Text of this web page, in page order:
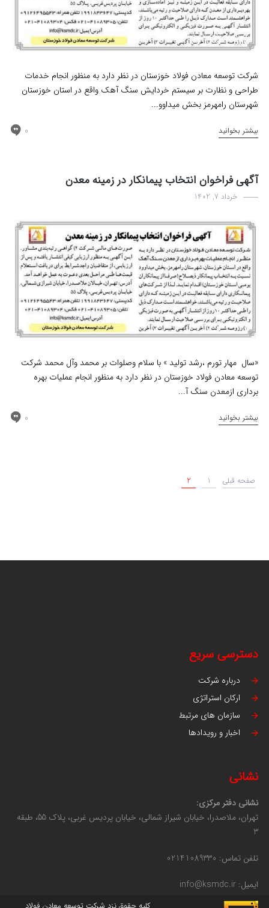
اخبار مناقصه
شرکت توسعه معادن فولاد خوزستان در نظر دارد به منظور انجام خدمات
طراحی و نظارت بر سیستم خردایش سنگ آهک واقع در استان خوزستان
شهرستان رامهرمز بخش میداوو...
بیشتر بخوانید 0
آگهی فراخوان انتخاب پیمانکار در زمینه معدن
خرداد 7, 1402
اخبار مناقصه
«سال مهار تورم ،رشد تولید » با سلام وصلوات بر محمد وآل محمد شرکت
توسعه معادن فولاد خوزستان در نظر دارد به منظور انجام عملیات بهره
برداری ازمعدن سنگ آ...
بیشتر بخوانید 0
صفحه قبلی 1
2
دسترسی سریع
درباره شرکت
ارکان استراتژی
سازمان های مرتبط
اخبار و رویدادها
نشانی
نشانی دفتر مرکزی:
تهران، ملاصدرا، خیابان شیراز شمالی، خیابان پردیس غربی، پلاک 55، طبقه
3
تلفن تماس: 02141089330
ایمیل: info@ksmdc.ir